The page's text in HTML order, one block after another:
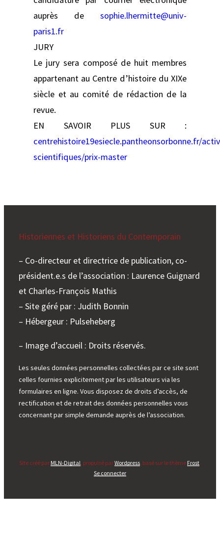
auprès de sophie.lhermitte@univ-
paris1.fr
JURY
Le jury sera composé de huit membres
appartenant au Centre d’histoire du XIXe
siècle et au comité de rédaction de la
revue.
EN SAVOIR PLUS SUR :
centrehistoire19esiecle.pantheonsorbonne.fr/
scientifiques/prix-master
Historiennes et Historiens du Contemporain
– Co-directeur et directrice de publication, co-
président.e.s de l’association : Laurence Guignard
et Charles-François Mathis
– Site géré par : Judith Bonnin
– Hébergeur : Pulseheberg
– Image d’accueil : Droits réservés.
Les seules données personnelles collectées par ce site sont
celles fournies explicitement par les utilisateurs via les
formulaires en ligne. Vous disposez de droits d’accès, de
rectification et de retrait des données personnelles vous
concernant par simple demande auprès de l’association.
Site créé par MLN-Digital , propulsé parWordpress , basé sur le thème Frost.
Se connecter